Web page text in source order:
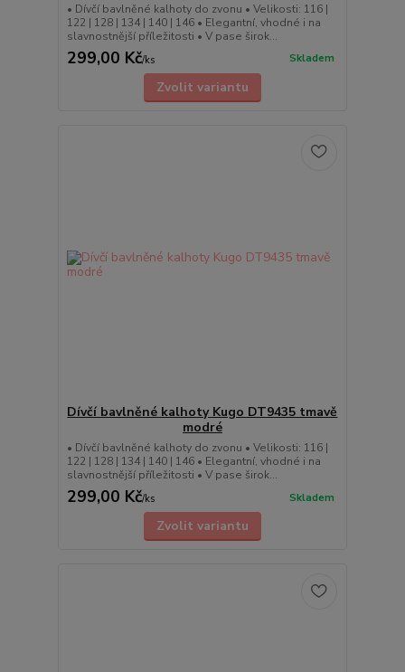
• Dívčí bavlněné kalhoty do zvonu • Velikosti: 116 |
122 | 128 | 134 | 140 | 146 • Elegantní, vhodné i na
slavnostnější příležitosti • V pase širok...
299,00 Kč/ks Skladem
Zvolit variantu
Dívčí bavlněné kalhoty Kugo DT9435 tmavě
modré
• Dívčí bavlněné kalhoty do zvonu • Velikosti: 116 |
122 | 128 | 134 | 140 | 146 • Elegantní, vhodné i na
slavnostnější příležitosti • V pase širok...
299,00 Kč/ks Skladem
Zvolit variantu